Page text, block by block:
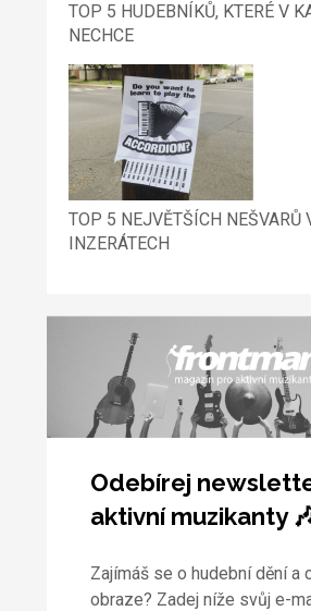
TOP 5 HUDEBNÍKŮ, KTERÉ V
NECHCE
TOP 5 NEJVĚTŠÍCH NEŠVARŮ
INZERÁTECH
Odebírej
aktivní muzikanty
Zajímáš se o hudební dění a
obraze? Zadej níže svůj e-